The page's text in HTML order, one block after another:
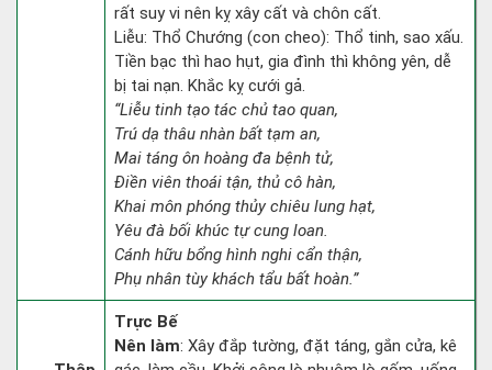
rất suy vi nên kỵ xây cất và chôn cất.
Liễu: Thổ Chướng (con cheo): Thổ tinh, sao xấu.
Tiền bạc thì hao hụt, gia đình thì không yên, dễ
bị tai nạn. Khắc kỵ cưới gả.
“Liễu tinh tạo tác chủ tao quan,
Trú dạ thâu nhàn bất tạm an,
Mai táng ôn hoàng đa bệnh tử,
Điền viên thoái tận, thủ cô hàn,
Khai môn phóng thủy chiêu lung hạt,
Yêu đà bối khúc tự cung loan.
Cánh hữu bổng hình nghi cẩn thận,
Phụ nhân tùy khách tẩu bất hoàn.”
Trực Bế
Nên làm: Xây đắp tường, đặt táng, gắn cửa, kê